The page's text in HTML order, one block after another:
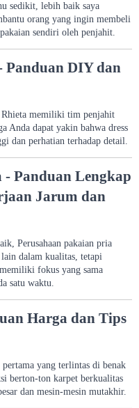
sedikit, lebih baik saya
orang yang ingin membeli
sendiri oleh penjahit.
DIY dan
Rhieta memiliki tim penjahit
Anda dapat yakin bahwa dress
dan perhatian terhadap detail.
Panduan Lengkap
Jarum dan
Perusahaan pakaian pria
dalam kualitas, tetapi
fokus yang sama
satu waktu.
Harga dan Tips
yang terlintas di benak
berton-ton karpet berkualitas
dan mesin-mesin mutakhir.